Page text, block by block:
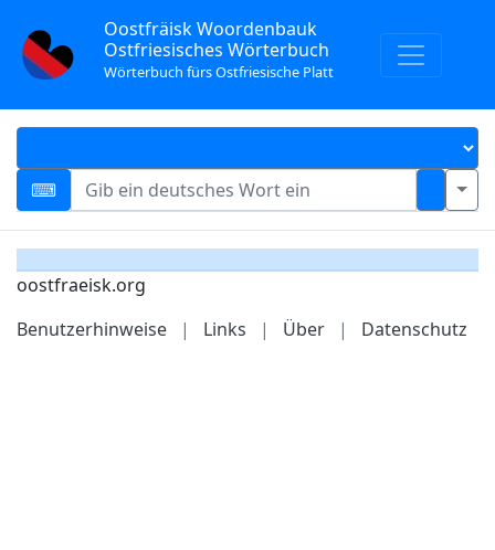
Oostfräisk Woordenbauk
Ostfriesisches Wörterbuch
Wörterbuch fürs Ostfriesische Platt
oostfraeisk.org
Benutzerhinweise
| Links | Über | Datenschutz